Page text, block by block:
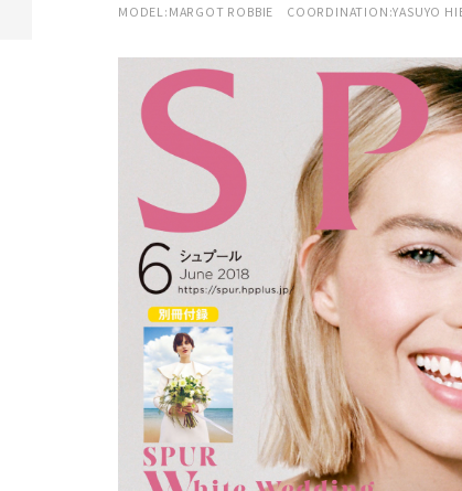
MODEL:MARGOT ROBBIE COORDINATION:YASUYO